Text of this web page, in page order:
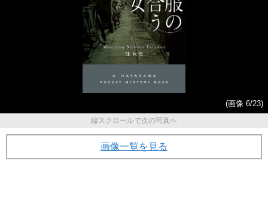
(画像 6/23)
縦スクロールで次の写真へ
画像一覧を見る